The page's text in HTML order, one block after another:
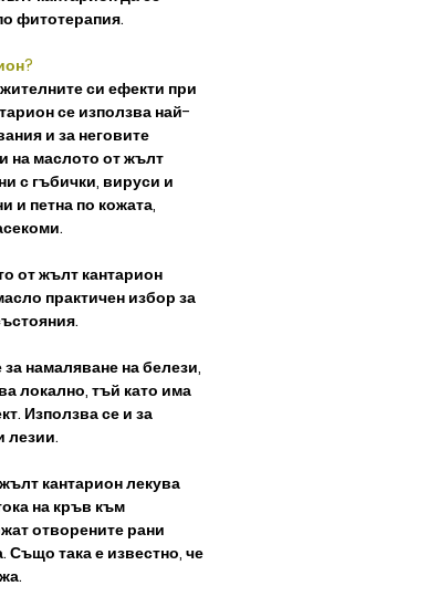
фитотерапия.
си ефекти при
се използва най-
и за неговите
на маслото от жълт
с гъбички, вируси и
и петна по кожата,
от жълт кантарион
практичен избор за
намаляване на белези,
локално, тъй като има
Използва се и за
лезии.
кантарион лекува
на кръв към
отворените рани
Също така е известно, че